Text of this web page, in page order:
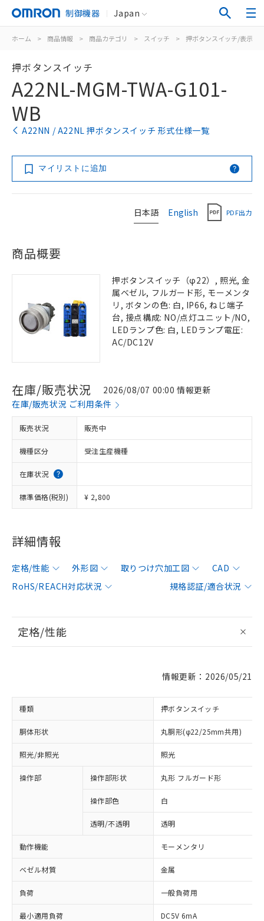
制御機器 Japan
ホーム > 商品情報 > 商品カテゴリ > スイッチ > 押ボタンスイッチ/表示灯
押ボタンスイッチ
A22NL-MGM-TWA-G101-
WB
A22NN / A22NL 押ボタンスイッチ 形式仕様一覧
マイリストに追加
日本語 English PDF出力
商品概要
押ボタンスイッチ（φ22）, 照光, 金
属ベゼル, フルガード形, モーメンタ
リ, ボタンの色: 白, IP66, ねじ端子
台, 接点構成: NO/点灯ユニット/NO,
LEDランプ色: 白, LEDランプ電圧:
AC/DC12V
在庫/販売状況
2026/08/07 00:00 情報更新
在庫/販売状況 ご利用条件
販売状況 販売中
機種区分 受注生産機種
在庫状況
標準価格(税別) ¥ 2,800
詳細情報
定格/性能 外形図 取りつけ穴加工図
CAD
RoHS/REACH対応状況
規格認証/適合状況
定格/性能
情報更新：2026/05/21
種類 押ボタンスイッチ
胴体形状 丸胴形(φ22/25mm共用)
照光/非照光 照光
操作部 操作部形状 丸形 フルガード形
操作部色 白
透明/不透明 透明
動作機能 モーメンタリ
ベゼル材質 金属
負荷 一般負荷用
最小適用負荷 DC5V 6mA